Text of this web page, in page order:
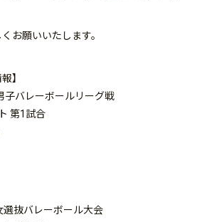
お願いいたします。
】
子バレーボールリーグ戦
第1試合
抜バレーボール大会